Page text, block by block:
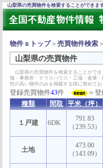
山梨県の売買物件を検索することができます
物件ｓトップ＞ 売買物件検索 ＞
山梨県の売買物件
山梨県の売買物件を検索することがで
舗・事務所・テラスハウス・工場・倉庫
性の高い物件のみを掲載する様に努めてお
登録売買物件43件
＝
種類
間取 平米（坪）
１戸建 6DK
791.83
（239.53）
土地
473.00
（143.09）